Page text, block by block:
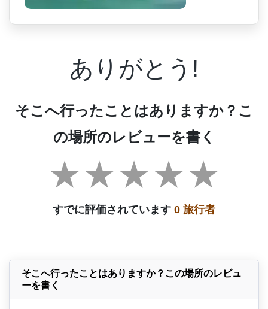
ありがとう!
そこへ行ったことはありますか？こ
の場所のレビューを書く
すでに評価されています 0 旅行者
そこへ行ったことはありますか？この場所のレビュ
ーを書く